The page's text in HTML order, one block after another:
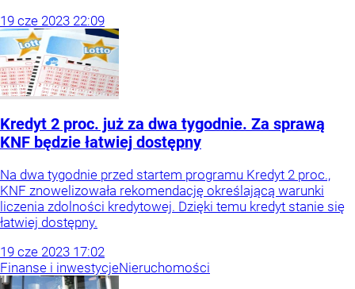
19 cze 2023 22:09
Kredyt 2 proc. już za dwa tygodnie. Za sprawą
KNF będzie łatwiej dostępny
Na dwa tygodnie przed startem programu Kredyt 2 proc.,
KNF znowelizowała rekomendację określającą warunki
liczenia zdolności kredytowej. Dzięki temu kredyt stanie się
łatwiej dostępny.
19 cze 2023 17:02
Finanse i inwestycjeNieruchomości